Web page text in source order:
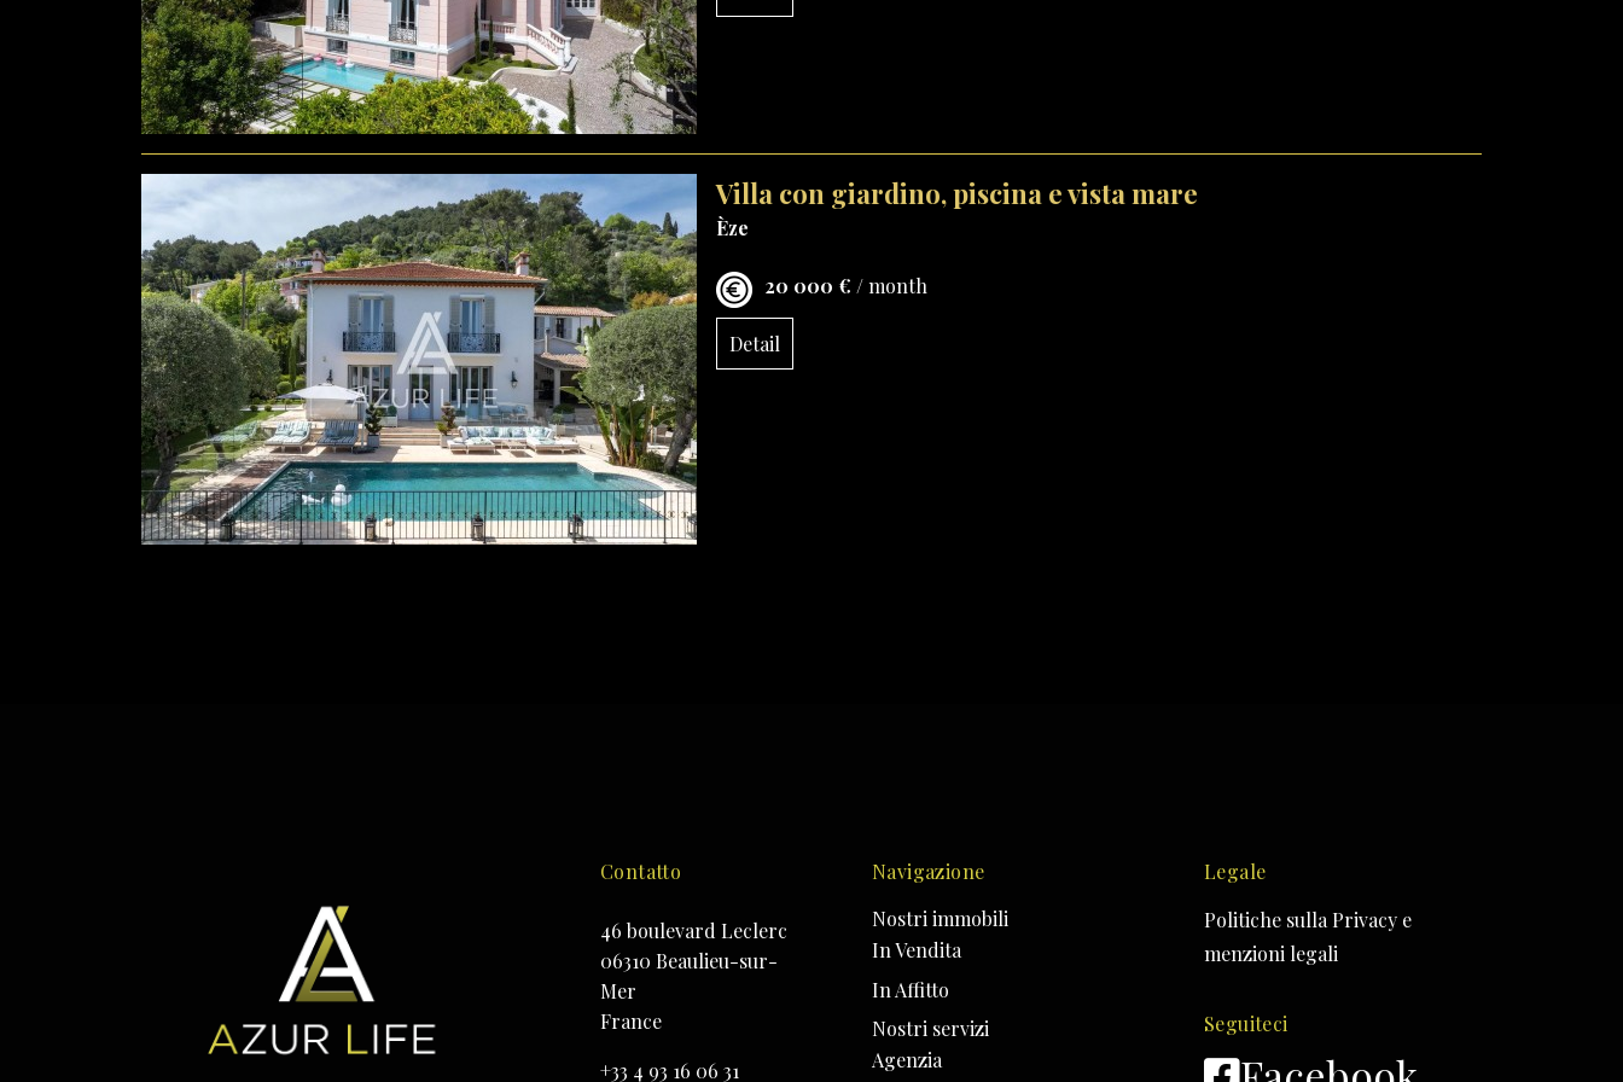
Villa con giardino, piscina e vista mare
Èze
20 000 € / month
Detail
Contatto
46 boulevard Leclerc
06310 Beaulieu-sur-
Mer
France
+33 4 93 16 06 31
Navigazione
Nostri immobili
In Vendita
In Affitto
Nostri servizi
Agenzia
Legale
Politiche sulla Privacy e
menzioni legali
Seguiteci